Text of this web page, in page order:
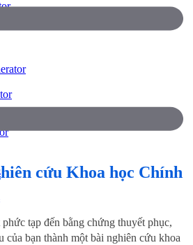
cứu Khoa học Chính
tạp đến bằng chứng thuyết phục,
của bạn thành một bài nghiên cứu khoa